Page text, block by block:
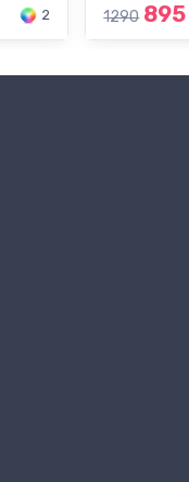
2 1290 895